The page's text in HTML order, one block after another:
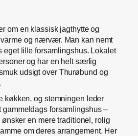
om en klassisk jagthytte og
og nærvær. Man kan nemt
eget lille forsamlingshus. Lokalet
og har en helt særlig
udsigt over Thurøbund og
køkken, og stemningen leder
gammeldags forsamlingshus –
ønsker en mere traditionel, rolig
om deres arrangement. Her